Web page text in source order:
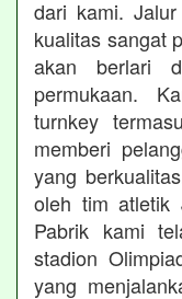
dari kami.
kualitas sangat
akan berlari
permukaan.
turnkey
memberi
yang
oleh tim atletik
Pabrik kami
stadion
yang